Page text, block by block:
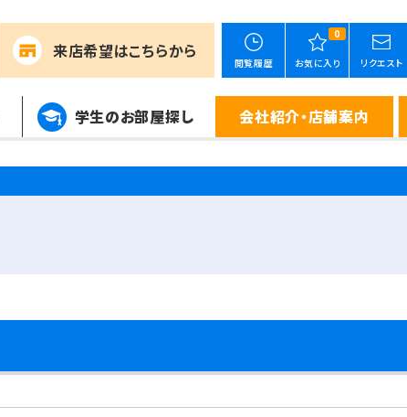
来店希望はこちらから
閲覧履歴
0
お気に入り リクエスト
学生のお部屋探し 会社紹介・店舗案内